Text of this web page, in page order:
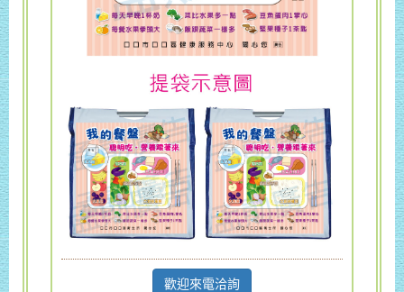
歡迎來電洽詢